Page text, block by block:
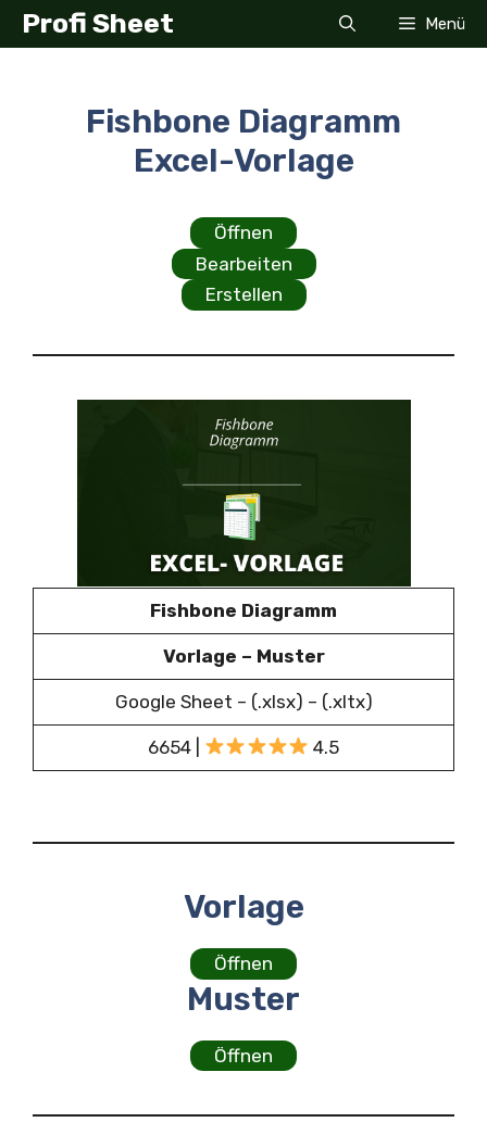
Zum
InhaltProfi Sheet Menü
Fishbone Diagramm
Excel-Vorlage
Öffnen
Bearbeiten
Erstellen
Fishbone Diagramm
Vorlage – Muster
Google Sheet – (.xlsx) – (.xltx)
6654 | 4.5
Vorlage
Öffnen
Muster
Öffnen